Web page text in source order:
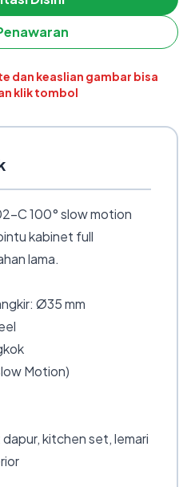
dan keaslian gambar bisa
klik tombol
C 100° slow motion
kabinet full
lama.
Ø35 mm
Motion)
kitchen set, lemari